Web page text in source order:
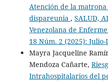
Atención de la
dispareunia , SALUD,
Venezolana de
18 Núm. 2 (2025):
Mayra Jacqueline
Mendoza Cañarte,
Intrahospitalarios del